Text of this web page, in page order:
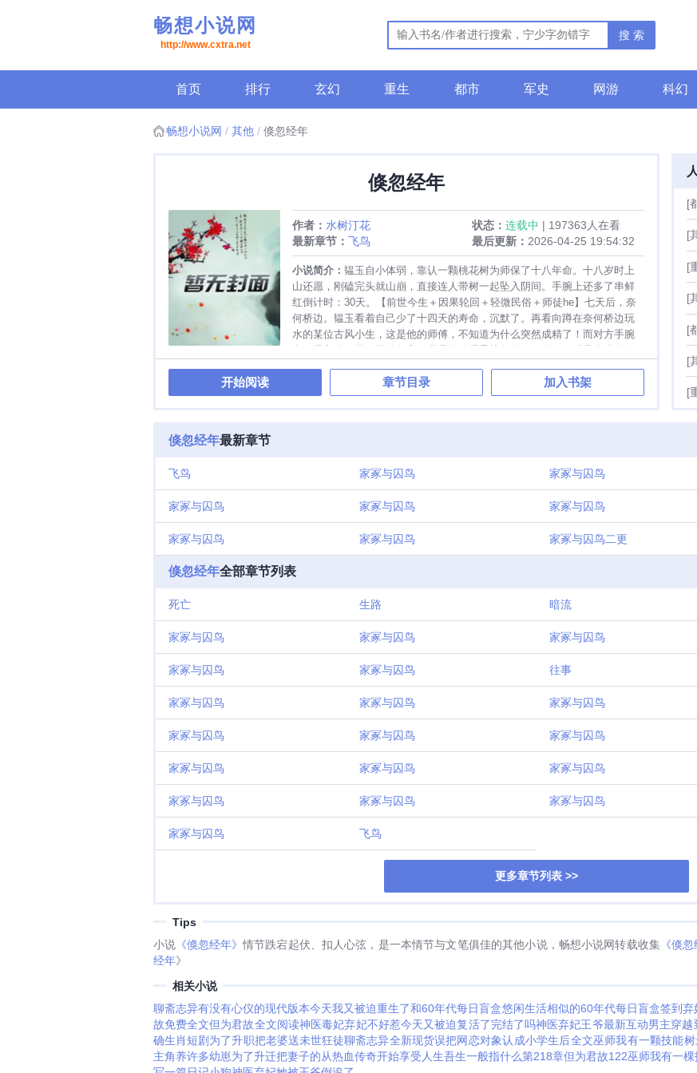
畅想小说网
http://www.cxtra.net
搜 索
首页 排行 玄幻 重生 都市 军史 网游 科幻
畅想小说网 其他 倏忽经年
倏忽经年
作者： 水树汀花 状态：连载中 | 197363人在看
最新章节： 飞鸟 最后更新： 2026-04-25 19:54:32
小说简介： 韫玉自小体弱，靠认一颗桃花树为师保了十八年命。十八岁时上
山还愿，刚磕完头就山崩，直接连人带树一起坠入阴间。手腕上还多了串鲜
红倒计时：30天。【前世今生＋因果轮回＋轻微民俗＋师徒he】七天后，奈
何桥边。韫玉看着自己少了十四天的寿命，沉默了。再看向蹲在奈何桥边玩
水的某位古风小生，这是他的师傅，不知道为什么突然成精了！而对方手腕
命的吸血鬼！那人回过头，率先映入眼帘的是那张精美绝伦的脸，一双桃花
眼微弯，嘴角总带着似有若无的笑意……他叫纪晏。韫玉很想直接掐死他，
都不用自裁就能入轮回。可能是韫玉的怨气实在太高，纪晏一展折扇，决定
间只能附身在狐狸身上。为此，韫玉不仅要打工续命、工资对半分，还得额
外负责另一项艰巨的任务：养狐狸（撸宠。——————每当纪晏趴在他肩
头，用蓬松狐尾一下下扫过他面无表情的脸颊时，总会换来对方不耐烦的皱
眉。韫玉以为，这般日子会一直过下去，甚至长到永生永世。直到那只狐狸
忽然消失。空荡的房间里，韫玉陷入一场绵长的梦。梦境溯回万年之前，韫
玉亲手种下一株桃花树，也终于窥见了那段被遗忘的、始于万年前的真
相…… 浮生若寄
开始阅读 章节目录 加入书架
[
[
[
[
[
[
[
倏忽经年最新章节
飞鸟 家冢与囚鸟 家冢与囚鸟
家冢与囚鸟 家冢与囚鸟 家冢与囚鸟
家冢与囚鸟 家冢与囚鸟 家冢与囚鸟二更
倏忽经年全部章节列表
死亡 生路 暗流
家冢与囚鸟 家冢与囚鸟 家冢与囚鸟
家冢与囚鸟 家冢与囚鸟 往事
家冢与囚鸟 家冢与囚鸟 家冢与囚鸟
家冢与囚鸟 家冢与囚鸟 家冢与囚鸟
家冢与囚鸟 家冢与囚鸟 家冢与囚鸟
家冢与囚鸟 家冢与囚鸟 家冢与囚鸟
家冢与囚鸟 飞鸟
更多章节列表 >>
Tips
小说 《倏忽经年》情节跌宕起伏、扣人心弦，是一本情节与文笔俱佳的其他小说，畅想小说网转载收集 《倏
经年》
相关小说
聊斋志异有没有心仪的现代版本今天我又被迫重生了和60年代每日盲盒悠闲生活相似的60年代每日盲盒签到 弃
故免费全文但为君故全文阅读神医毒妃弃妃不好惹今天又被迫复活了完结了吗神医弃妃王爷最新互动男主穿越
确生肖短剧为了升职把老婆送未世狂徒聊斋志异全新现货误把网恋对象认成小学生后全文巫师我有一颗技能
主角养许多幼崽为了升迁把妻子的从热血传奇开始享受人生吾生一般指什么第218章但为君故122巫师我有一